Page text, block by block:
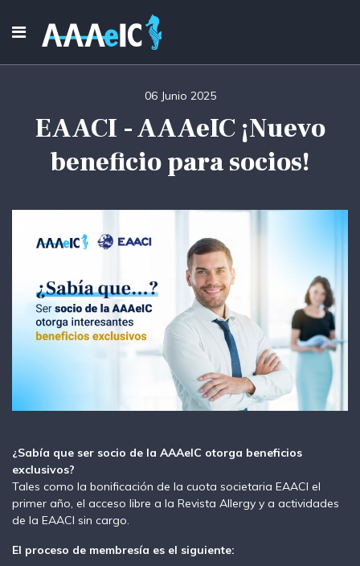
EAACI - AAAeIC ¡Nuevo
beneficio para socios!
06 Junio 2025
¿Sabía que ser socio de la AAAeIC otorga beneficios
exclusivos?
Tales como la bonificación de la cuota societaria EAACI el
primer año, el acceso libre a la Revista Allergy y a actividades
de la EAACI sin cargo.
El proceso de membresía es el siguiente: